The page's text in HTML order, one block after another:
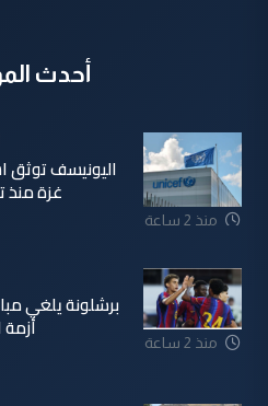
أحدث
منذ 2 ساعة
غزة منذ
منذ 2 ساعة
برشلونة يلغي